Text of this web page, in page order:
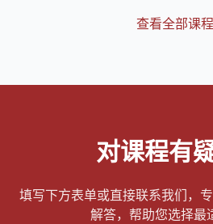
查看全部课程
对课程有
填写下方表单或直接联系我们，
解答，帮助您选择最